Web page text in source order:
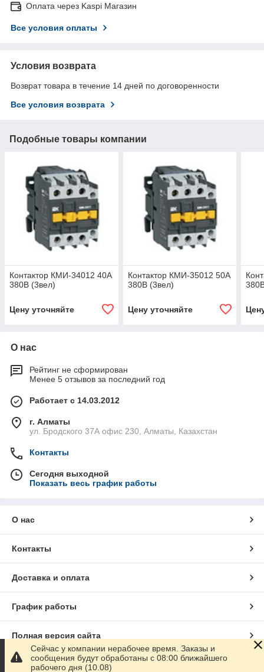
Оплата через Kaspi Магазин
Все условия оплаты
Условия возврата
Возврат товара в течение 14 дней по договоренности
Все условия возврата
Подобные товары компании
Контактор КМИ-34012 40А
380В (3вел)
Цену уточняйте
Контактор КМИ-35012 50А
380В (3вел)
Цену уточняйте
О нас
Рейтинг не сформирован
Менее 5 отзывов за последний год
Работает с 14.03.2012
г. Алматы
ул. Бродского 37А офис 230, Алматы, Казахстан
Контакты
Сегодня выходной
Показать весь график работы
О нас
Контакты
Доставка и оплата
График работы
Полная версия сайта
Сайт создан на маркетплейсе
Сейчас у компании нерабочее время. Заказы и
сообщения будут обработаны с 08:00 ближайшего
рабочего дня (10.08)